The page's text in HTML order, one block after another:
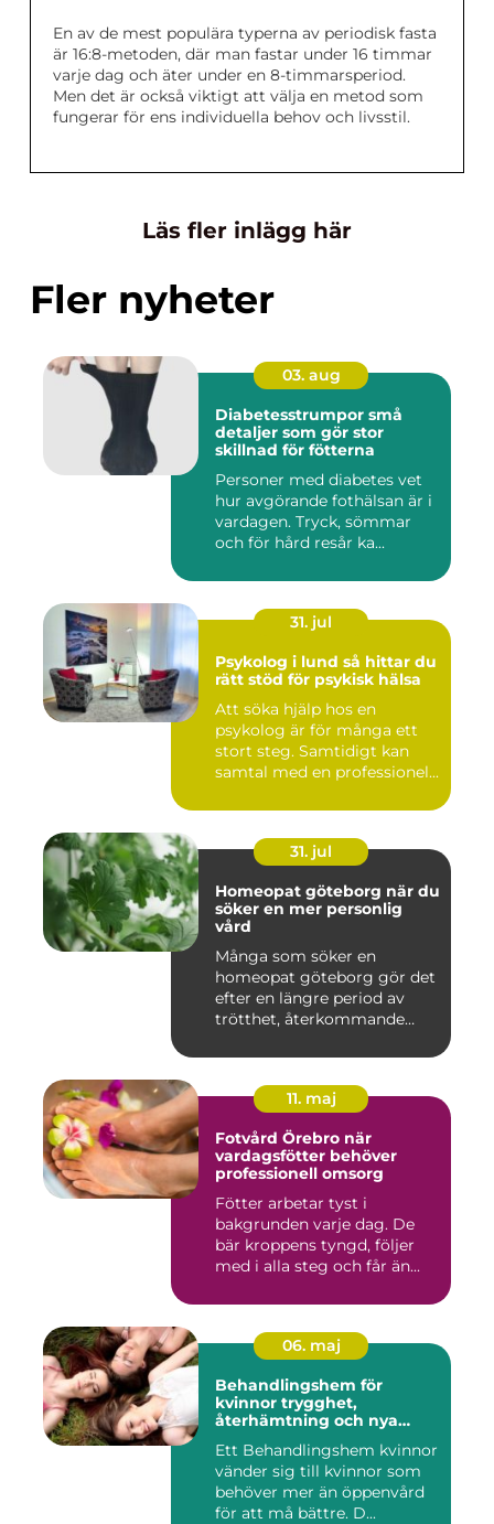
En av de mest populära typerna av periodisk fasta
är 16:8-metoden, där man fastar under 16 timmar
varje dag och äter under en 8-timmarsperiod.
Men det är också viktigt att välja en metod som
fungerar för ens individuella behov och livsstil.
Läs fler inlägg här
Fler nyheter
03. aug
Diabetesstrumpor små
detaljer som gör stor
skillnad för fötterna
Personer med diabetes vet
hur avgörande fothälsan är i
vardagen. Tryck, sömmar
och för hård resår ka...
31. jul
Psykolog i lund så hittar du
rätt stöd för psykisk hälsa
Att söka hjälp hos en
psykolog är för många ett
stort steg. Samtidigt kan
samtal med en professionel...
31. jul
Homeopat göteborg när du
söker en mer personlig
vård
Många som söker en
homeopat göteborg gör det
efter en längre period av
trötthet, återkommande
11. maj
Fotvård Örebro när
vardagsfötter behöver
professionell omsorg
Fötter arbetar tyst i
bakgrunden varje dag. De
bär kroppens tyngd, följer
med i alla steg och får än...
06. maj
Behandlingshem för
kvinnor trygghet,
återhämtning och nya
Ett Behandlingshem kvinnor
vänder sig till kvinnor som
behöver mer än öppenvård
för att må bättre. D...